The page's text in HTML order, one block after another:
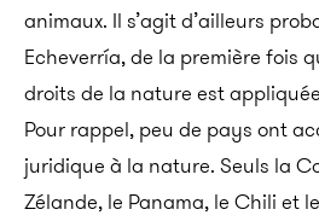
animaux. Il s’agit d’ailleurs
Echeverría, de la première fois
droits de la nature est
Pour rappel, peu de pays ont
juridique à la nature. Seuls la
Zélande, le Panama, le Chili et